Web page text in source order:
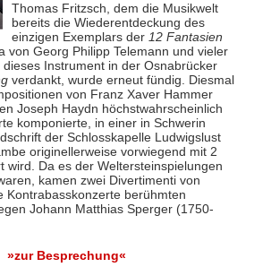
Thomas Fritzsch, dem die Musikwelt
bereits die Wiederentdeckung des
einzigen Exemplars der 12 Fantasien
von Georg Philipp Telemann und vieler
Instrument in der Osnabrücker
verdankt, wurde erneut fündig. Diesmal
von Franz Xaver Hammer
Joseph Haydn höchstwahrscheinlich
komponierte, in einer in Schwerin
der Schlosskapelle Ludwigslust
originellerweise vorwiegend mit 2
wird. Da es der Weltersteinspielungen
kamen zwei Divertimenti von
Kontrabasskonzerte berühmten
Johann Matthias Sperger (1750-
»zur Besprechung«